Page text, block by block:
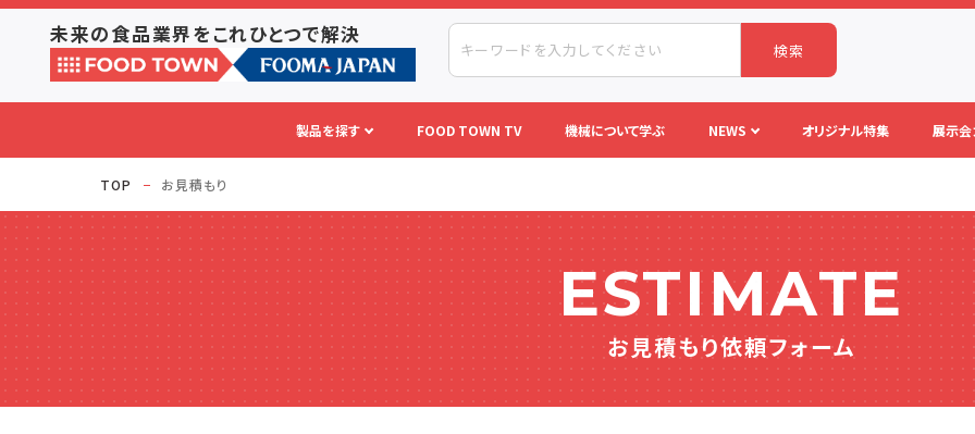
未来の食品業界をこれひとつで解決
検索
製品を探す FOOD TOWN TV 機械について学ぶ NEWS オリジナル特集 展示会
TOP お見積もり
ESTIMATE
お見積もり依頼フォーム